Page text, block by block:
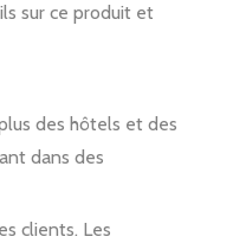
sur ce produit et
des hôtels et des
dans des
clients. Les